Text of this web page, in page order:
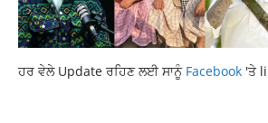
ਹਰ ਵੇਲੇ Update ਰਹਿਣ ਲਈ ਸਾਨੂੰ Facebook 'ਤੇ